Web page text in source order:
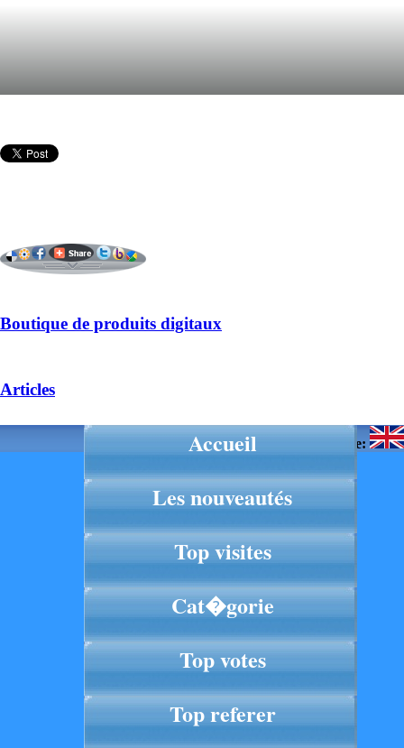
Boutique de produits digitaux
Articles
Langue:
Accueil
Les nouveautés
Top visites
Cat�gorie
Top votes
Top referer